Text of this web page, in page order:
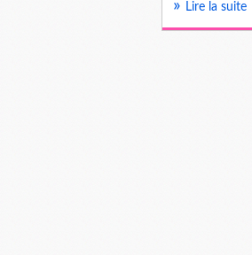
Lire la suite